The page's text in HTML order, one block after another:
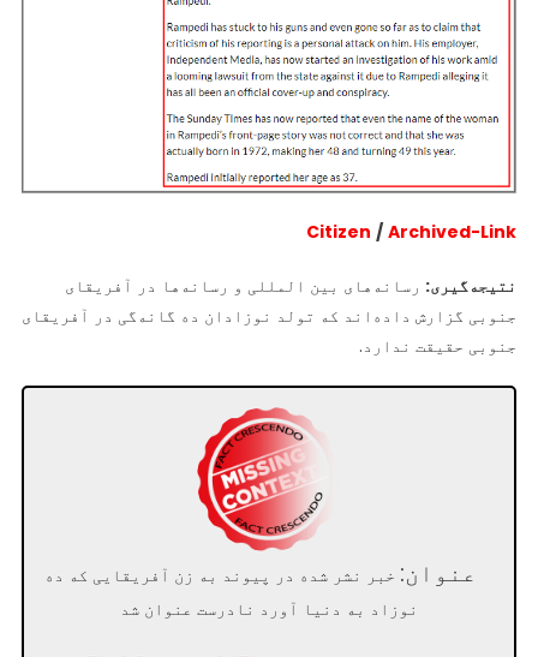
Citizen / Archived-Link
نتیجه‌گیری: رسانه‌های بین المللی و رسانه‌ها در آفریقای
جنوبی گزارش داده‌اند که تولد نوزادان ده گانه‌گی در آفریقای
جنوبی حقیقت ندارد.
عنوان: خبر نشر شده در پیوند به زن آفریقایی که ده
نوزاد به دنیا آورد نادرست عنوان شد